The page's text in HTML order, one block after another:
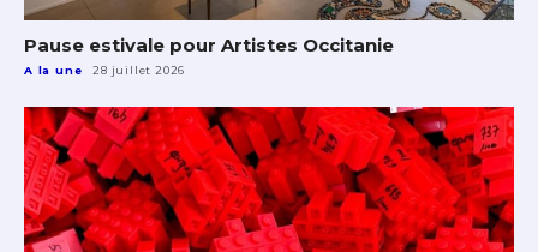
Pause estivale pour Artistes Occitanie
A la une 28 juillet 2026